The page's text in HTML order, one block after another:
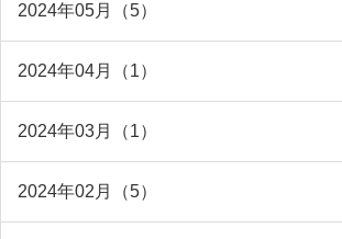
2024年05月（5）
2024年04月（1）
2024年03月（1）
2024年02月（5）